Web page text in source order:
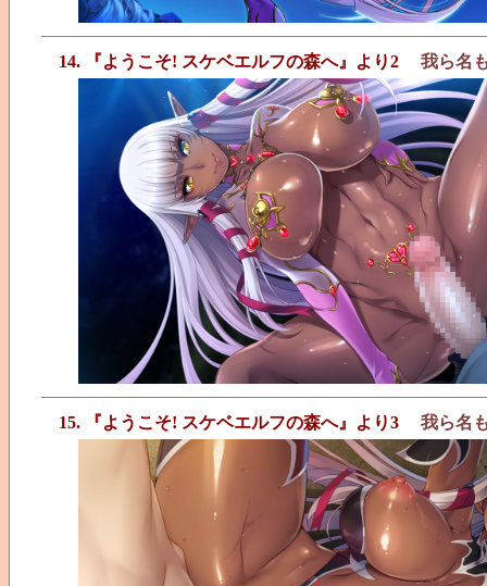
14. 『ようこそ! スケベエルフの森へ』より2 我ら名
15. 『ようこそ! スケベエルフの森へ』より3 我ら名